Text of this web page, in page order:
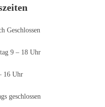
Geschlossen
9 – 18 Uhr
16 Uhr
geschlossen